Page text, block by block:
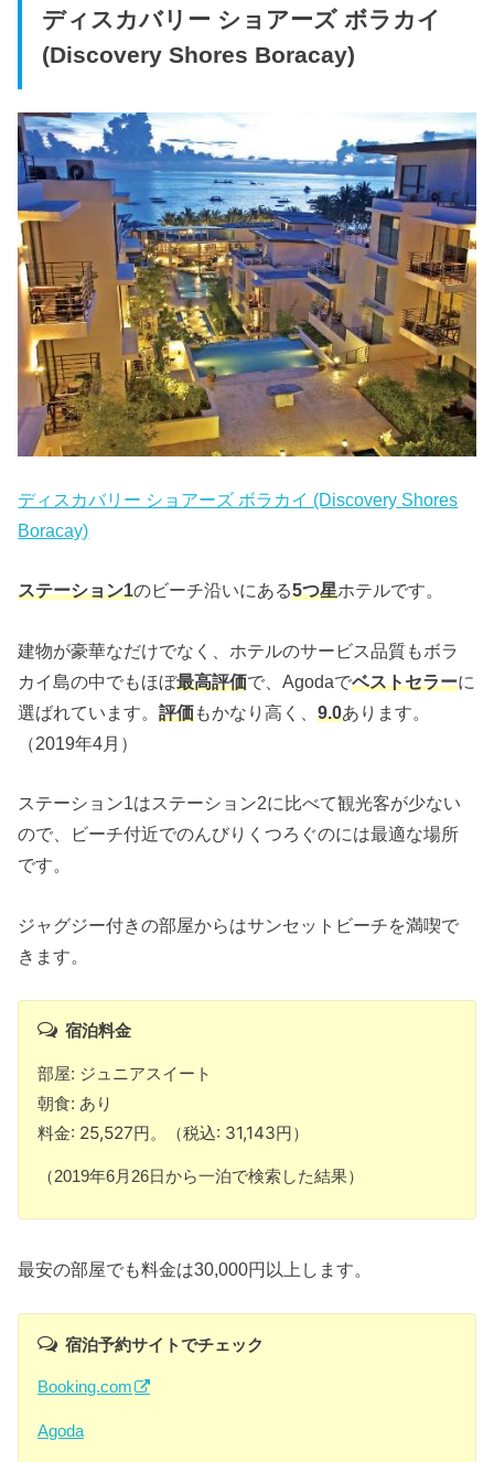
ディスカバリー ショアーズ ボラカイ
(Discovery Shores Boracay)
ディスカバリー ショアーズ ボラカイ (Discovery Shores
Boracay)
ステーション1のビーチ沿いにある5つ星ホテルです。
建物が豪華なだけでなく、ホテルのサービス品質もボラ
カイ島の中でもほぼ最高評価で、Agodaでベストセラーに
選ばれています。評価もかなり高く、9.0あります。
（2019年4月）
ステーション1はステーション2に比べて観光客が少ない
ので、ビーチ付近でのんびりくつろぐのには最適な場所
です。
ジャグジー付きの部屋からはサンセットビーチを満喫で
きます。
宿泊料金
部屋: ジュニアスイート
朝食: あり
料金: 25,527円。（税込: 31,143円）
（2019年6月26日から一泊で検索した結果）
最安の部屋でも料金は30,000円以上します。
宿泊予約サイトでチェック
Booking.com
Agoda